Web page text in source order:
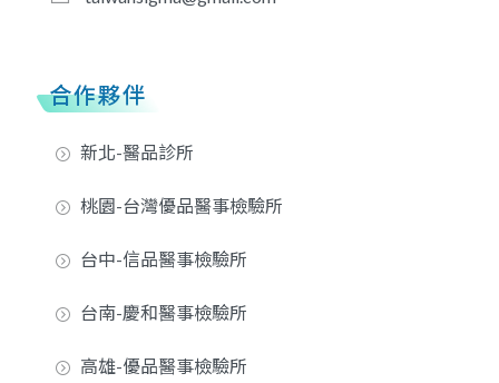
合作夥伴
新北-醫品診所
桃園-台灣優品醫事檢驗所
台中-信品醫事檢驗所
台南-慶和醫事檢驗所
高雄-優品醫事檢驗所